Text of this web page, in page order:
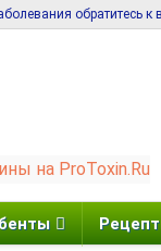
обратитесь к